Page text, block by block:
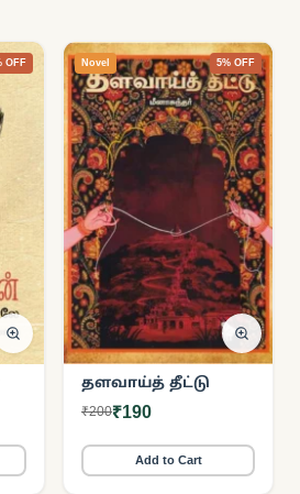
OFF Novel 5% OFF
தளவாய்த் தீட்டு
₹200₹190
Add to Cart